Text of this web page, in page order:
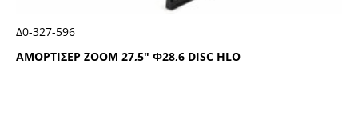
ΑΜΟΡΤΙΣΕΡ ΖΟΟΜ 27,5″ Φ28,6 DΙSC ΗLΟ
Δ0-327-596